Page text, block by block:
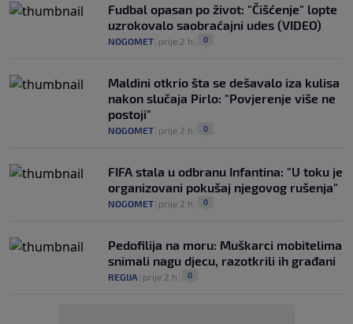
Fudbal opasan po život: "Čišćenje" lopte
uzrokovalo saobraćajni udes (VIDEO)
NOGOMET prije 2 h 0
Maldini otkrio šta se dešavalo iza kulisa
nakon slučaja Pirlo: "Povjerenje više ne
postoji"
NOGOMET prije 2 h 0
FIFA stala u odbranu Infantina: "U toku je
organizovani pokušaj njegovog rušenja"
NOGOMET prije 2 h 0
Pedofilija na moru: Muškarci mobitelima
snimali nagu djecu, razotkrili ih građani
REGIJA prije 2 h 0